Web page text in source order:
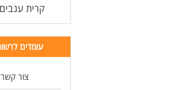
קרית ענבים
עומדים
צור קשר